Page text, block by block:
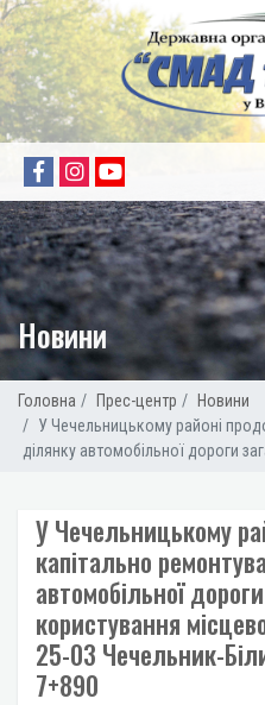
Головна Прес-центр
Новини
У Чечельницькому районі
ділянку автомобільної дороги
Новини
У Чечельницькому
капітально
автомобільної
користування
25-03 Чечельник-
7+890